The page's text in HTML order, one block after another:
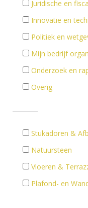
Juridische en
Innovatie en
Politiek en
Mijn bedrijf
Onderzoek en
Overig
Stukadoren &
Natuursteen
Vloeren &
Plafond- en